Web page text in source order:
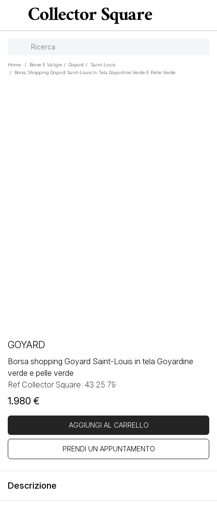
Home / Borse E Valigie / Goyard /
Saint-Louis
/
Borsa Shopping Goyard Saint-Louis In Tela Goyardine Verde E Pelle Verde
GOYARD
Borsa shopping Goyard Saint-Louis in tela Goyardine
verde e pelle verde
Ref Collector Square: 43 25 79
1.980 €
AGGIUNGI AL CARRELLO
PRENDI UN APPUNTAMENTO
Descrizione